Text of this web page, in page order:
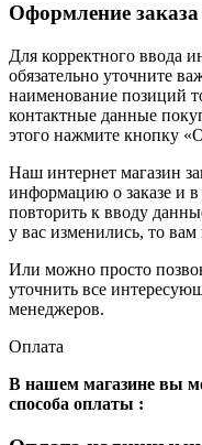
Оформление заказа
Для корректного ввода
обязательно уточните
наименование позиций
контактные данные
этого нажмите кнопку
Наш интернет магазин
информацию о заказе и
повторить к вводу
у вас изменились, то
Или можно просто
уточнить все
менеджеров.
Оплата
В нашем магазине вы
способа оплаты :